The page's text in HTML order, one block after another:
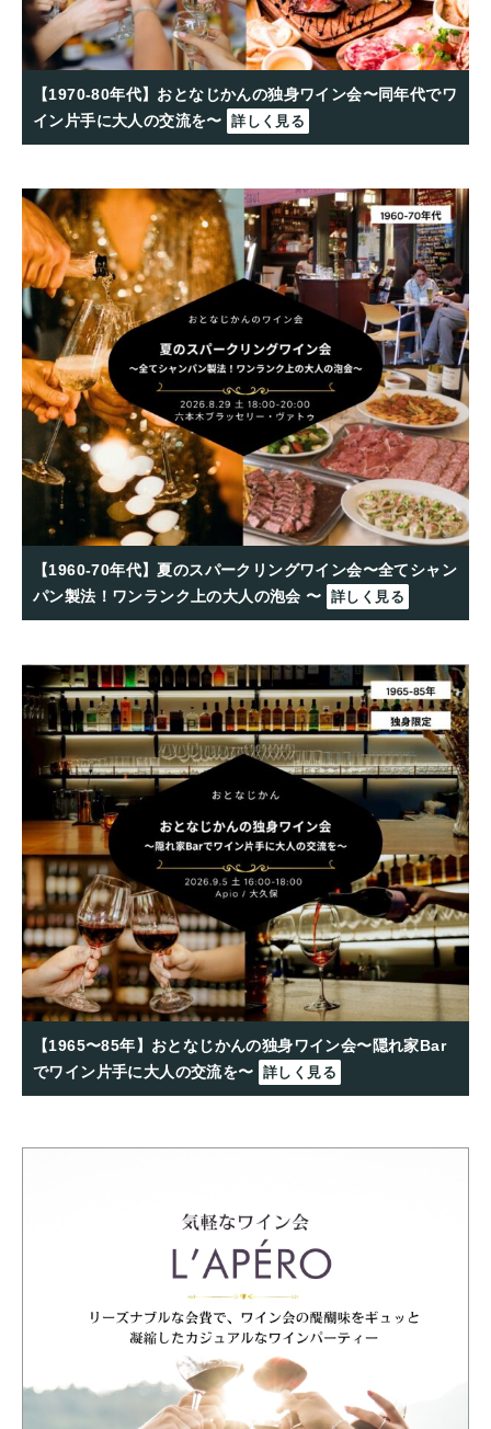
【1970-80年代】おとなじかんの独身ワイン会〜同年代でワ
イン片手に大人の交流を〜
詳しく見る
【1960-70年代】夏のスパークリングワイン会〜全てシャン
パン製法！ワンランク上の大人の泡会 〜 詳しく見る
【1965〜85年】おとなじかんの独身ワイン会〜隠れ家Bar
でワイン片手に大人の交流を〜 詳しく見る